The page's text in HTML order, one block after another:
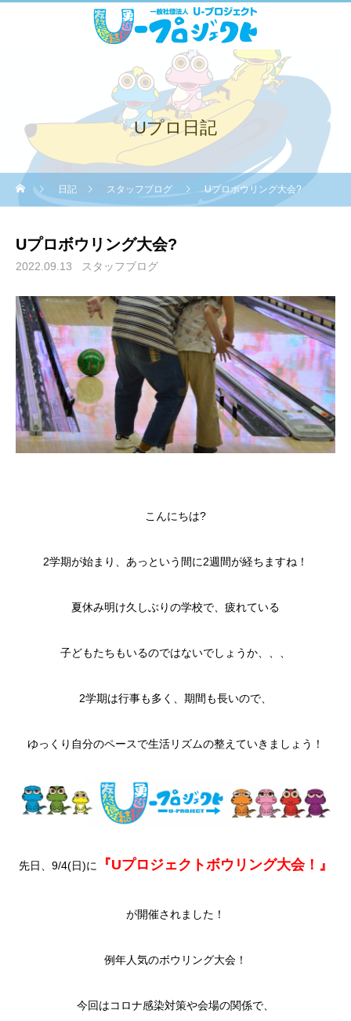
Uプロ日記
日記 スタッフブログ Uプロボウリング大会?
Uプロボウリング大会?
2022.09.13 スタッフブログ
こんにちは?
2学期が始まり、あっという間に2週間が経ちますね！
夏休み明け久しぶりの学校で、疲れている
子どもたちもいるのではないでしょうか、、、
2学期は行事も多く、期間も長いので、
ゆっくり自分のペースで生活リズムの整えていきましょう！
先日、9/4(日)に 『Uプロジェクトボウリング大会！』
が開催されました！
例年人気のボウリング大会！
今回はコロナ感染対策や会場の関係で、